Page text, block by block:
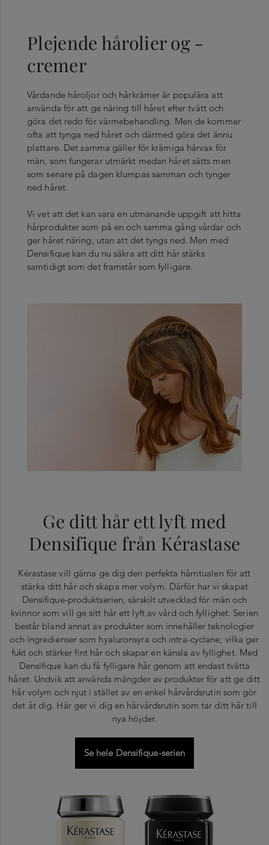
Plejende hårolier og -
cremer
Vårdande håroljor och hårkrämer är populära att
använda för att ge näring till håret efter tvätt och
göra det redo för värmebehandling. Men de kommer
ofta att tynga ned håret och därmed göra det ännu
plattare. Det samma gäller för krämiga hårvax för
män, som fungerar utmärkt medan håret sätts men
som senare på dagen klumpas samman och tynger
ned håret.
Vi vet att det kan vara en utmanande uppgift att hitta
hårprodukter som på en och samma gång vårdar och
ger håret näring, utan att det tyngs ned. Men med
Densifique kan du nu säkra att ditt hår stärks
samtidigt som det framstår som fylligare.
Ge ditt hår ett lyft med
Densifique från Kérastase
Kérastase vill gärna ge dig den perfekta hårritualen för att
stärka ditt hår och skapa mer volym. Därför har vi skapat
Densifique-produktserien, särskilt utvecklad för män och
kvinnor som vill ge sitt hår ett lyft av vård och fyllighet. Serien
består bland annat av produkter som innehåller teknologier
och ingredienser som hyaluronsyra och intra-cyclane, vilka ger
fukt och stärker fint hår och skapar en känsla av fyllighet. Med
Densifique kan du få fylligare hår genom att endast tvätta
håret. Undvik att använda mängder av produkter för att ge ditt
hår volym och njut i stället av en enkel hårvårdsrutin som gör
det åt dig. Här ger vi dig en hårvårdsrutin som tar ditt hår till
nya höjder.
Se hele Densifique-serien